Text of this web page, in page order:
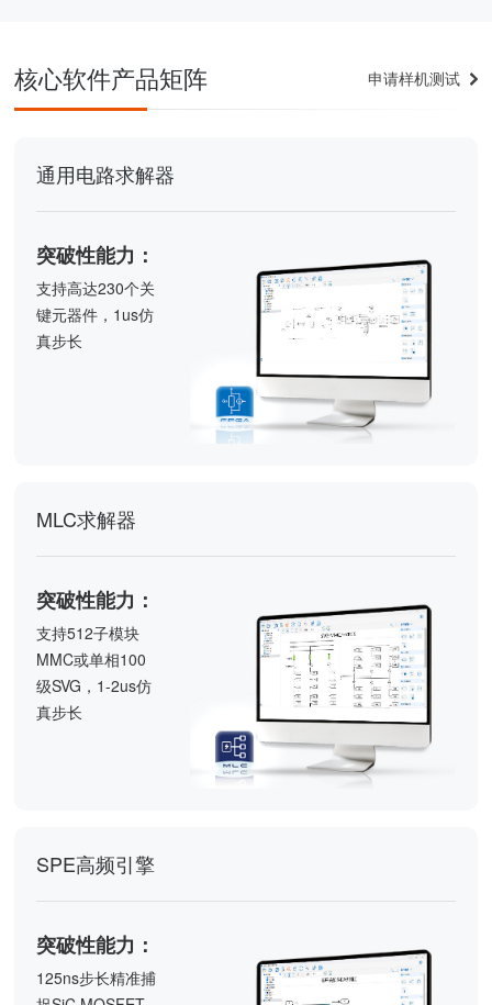
核心软件产品矩阵 申请样机测试
通用电路求解器
突破性能力：
支持高达230个关
键元器件，1us仿
真步长
MLC求解器
突破性能力：
支持512子模块
MMC或单相100
级SVG，1-2us仿
真步长
SPE高频引擎
突破性能力：
125ns步长精准捕